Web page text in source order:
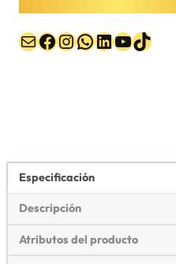
Correo electrónico
Facebook
Instagram
WhatsApp
LinkedIn
YouTube
TikTok
Especificación
Descripción
Atributos del producto